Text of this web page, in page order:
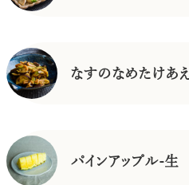
なすのなめたけあえ
パインアップル-生